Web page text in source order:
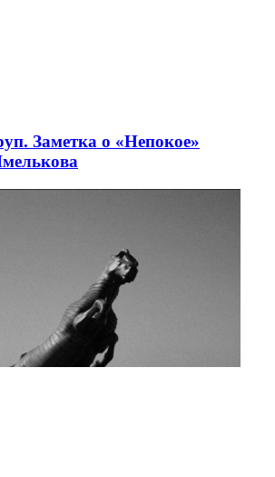
Заметка о «Непокое»